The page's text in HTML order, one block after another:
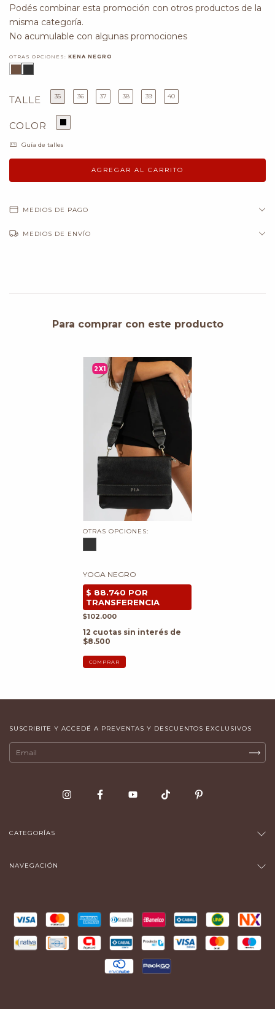
Podés combinar esta promoción con otros productos de la
misma categoría.
No acumulable con algunas promociones
OTRAS OPCIONES: KENA NEGRO
TALLE 35 36 37 38 39 40
COLOR
Guía de talles
MEDIOS DE PAGO
MEDIOS DE ENVÍO
Para comprar con este producto
2X1
OTRAS OPCIONES:
YOGA NEGRO
$102.000
12 cuotas sin interés de
$8.500
COMPRAR
SUSCRIBITE Y ACCEDÉ A PREVENTAS Y DESCUENTOS EXCLUSIVOS
CATEGORÍAS
NAVEGACIÓN